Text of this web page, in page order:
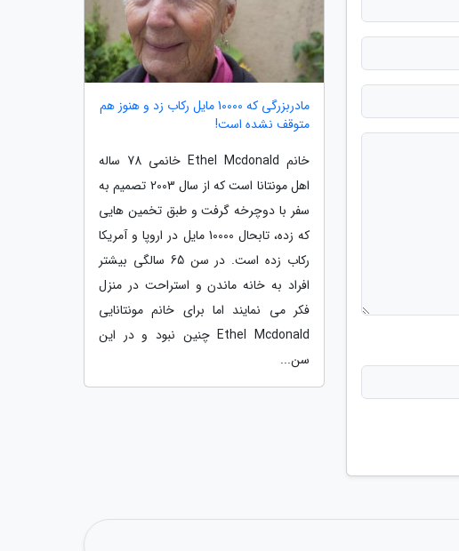
مادربزرگی که 10000 مایل رکاب زد و هنوز هم
متوقف نشده است!
خانم Ethel Mcdonald خانمی 78 ساله
اهل مونتانا است که از سال 2003 تصمیم به
سفر با دوچرخه گرفت و طبق تخمین هایی
که زده، تابحال 10000 مایل در اروپا و آمریکا
رکاب زده است. در سن 65 سالگی بیشتر
افراد به خانه ماندن و استراحت در منزل
فکر می نمایند اما برای خانم مونتانایی
Ethel Mcdonald چنین نبود و در این
سن...